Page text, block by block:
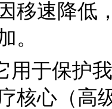
移速降低
。
用于保护
核心（高